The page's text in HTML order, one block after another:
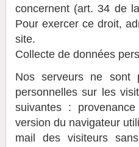
concernent (art. 34 de
Pour exercer ce droit,
site.
Collecte de données
Nos serveurs ne sont
personnelles sur les
suivantes :
version du navigateur
mail des visiteurs